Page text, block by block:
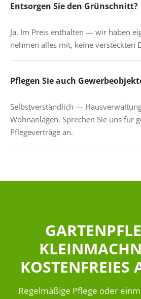
Entsorgen Sie den Grünschnitt?
Ja. Im Preis enthalten — wir haben
nehmen alles mit, keine versteckten
Pflegen Sie auch
Selbstverständlich —
Wohnanlagen. Sprechen Sie uns für
Pflegeverträge an.
KOSTENFREIES
Regelmäßige Pflege oder